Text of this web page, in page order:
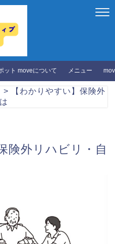
ット moveについて メニュー
>
【わかりやすい】保険外
険外リハビリ・自